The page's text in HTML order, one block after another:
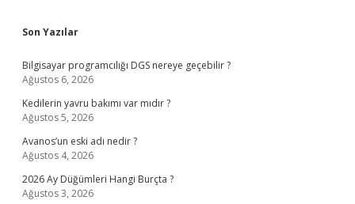
Sidebar
Son Yazılar
Bilgisayar programcılığı DGS nereye geçebilir ?
Ağustos 6, 2026
Kedilerin yavru bakımı var mıdır ?
Ağustos 5, 2026
Avanos’un eski adı nedir ?
Ağustos 4, 2026
2026 Ay Düğümleri Hangi Burçta ?
Ağustos 3, 2026